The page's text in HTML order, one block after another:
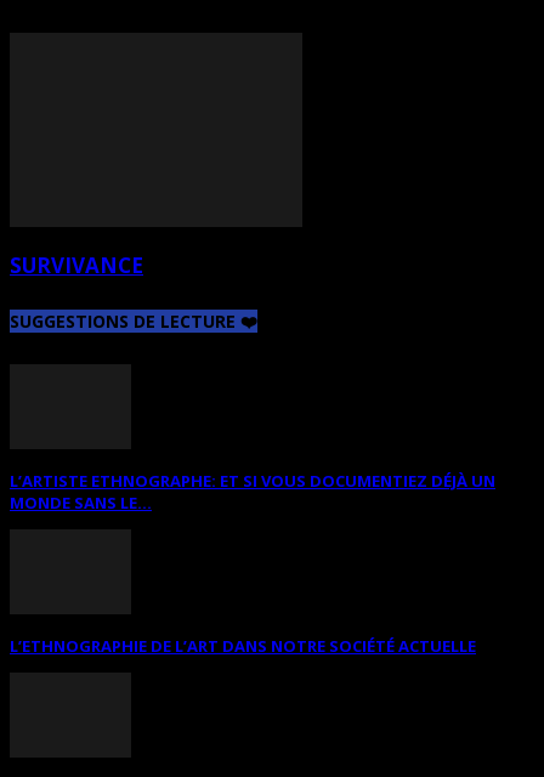
SURVIVANCE
SUGGESTIONS DE LECTURE ❤️
L’ARTISTE ETHNOGRAPHE: ET SI VOUS DOCUMENTIEZ DÉJÀ UN
MONDE SANS LE...
L’ETHNOGRAPHIE DE L’ART DANS NOTRE SOCIÉTÉ ACTUELLE